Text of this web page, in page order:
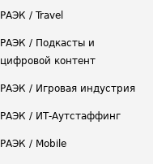
РАЭК / Travel
РАЭК / Подкасты и
цифровой контент
РАЭК / Игровая индустрия
РАЭК / ИТ-Аутстаффинг
РАЭК / Mobile